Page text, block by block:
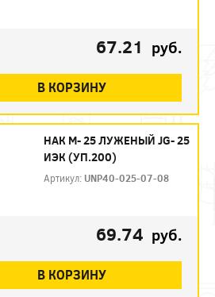
67.21 руб.
В КОРЗИНУ
НАК М- 25 ЛУЖЕНЫЙ JG- 25
ИЭК (УП.200)
Артикул: UNP40-025-07-08
69.74 руб.
В КОРЗИНУ